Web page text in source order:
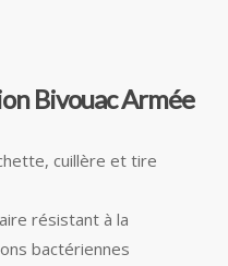
Bivouac Armée
cuillère et tire
résistant à la
bactériennes